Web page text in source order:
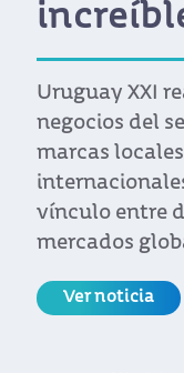
Uruguay XXI
negocios del
marcas
vínculo entre
mercados
Ver noticia